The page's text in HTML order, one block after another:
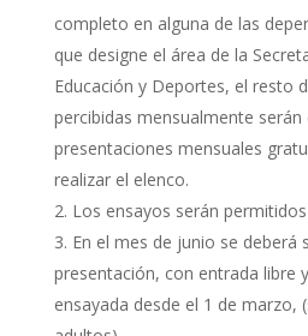
completo en alguna de las
que designe el área de la
Educación y Deportes, el resto
percibidas mensualmente
presentaciones mensuales
realizar el elenco.
Los ensayos serán
En el mes de junio se deberá
presentación, con entrada libre
ensayada desde el 1 de marzo,